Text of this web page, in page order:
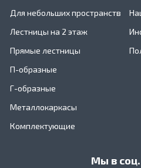
Для небольших пространств
Лестницы на 2 этаж
Прямые лестницы
П-образные
Г-образные
Металлокаркасы
Комплектующие
Мы в соц.